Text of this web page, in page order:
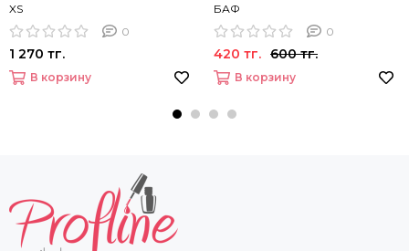
XS
0
1 270 тг.
В корзину
БАФ
0
420 тг. 600 тг.
В корзину